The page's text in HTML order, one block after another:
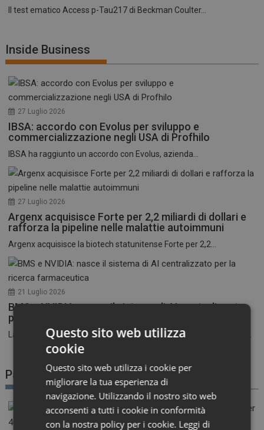
Il test ematico Access p-Tau217 di Beckman Coulter...
Inside Business
27 Luglio 2026
IBSA: accordo con Evolus per sviluppo e
commercializzazione negli USA di Profhilo
IBSA ha raggiunto un accordo con Evolus, azienda...
27 Luglio 2026
Argenx acquisisce Forte per 2,2 miliardi di dollari e
rafforza la pipeline nelle malattie autoimmuni
Argenx acquisisce la biotech statunitense Forte per 2,2...
21 Luglio 2026
BMS e NVIDIA: nasce il sistema di AI centralizzato
per la ricerca farmaceutica
La corsa all’intelligenza artificiale nel settore farmaceutico entra...
Patient Advocacy
Questo sito web utilizza
cookie
Questo sito web utilizza i cookie per
migliorare la tua esperienza di
navigazione. Utilizzando il nostro sito web
acconsenti a tutti i cookie in conformità
con la nostra policy per i cookie. Leggi di